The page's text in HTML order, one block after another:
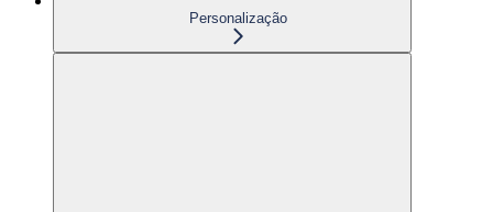
Personalização